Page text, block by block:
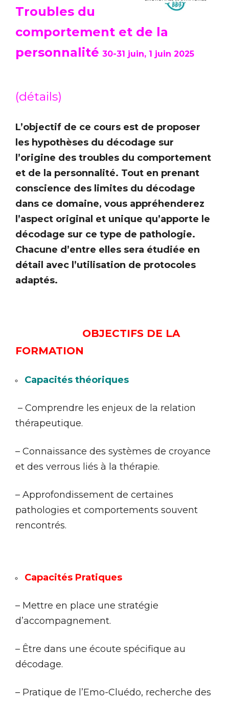
Troubles du
comportement et de la
personnalité 30-31 juin, 1 juin 2025
(détails)
L’objectif de ce cours est de proposer
les hypothèses du décodage sur
l’origine des troubles du comportement
et de la personnalité. Tout en prenant
conscience des limites du décodage
dans ce domaine, vous appréhenderez
l’aspect original et unique qu’apporte le
décodage sur ce type de pathologie.
Chacune d’entre elles sera étudiée en
détail avec l’utilisation de protocoles
adaptés.
OBJECTIFS DE LA
FORMATION
Capacités théoriques
– Comprendre les enjeux de la relation
thérapeutique.
– Connaissance des systèmes de croyance
et des verrous liés à la thérapie.
– Approfondissement de certaines
pathologies et comportements souvent
rencontrés.
Capacités Pratiques
– Mettre en place une stratégie
d’accompagnement.
– Être dans une écoute spécifique au
décodage.
– Pratique de l’Emo-Cluédo, recherche des